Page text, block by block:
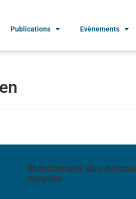
Publications Evènements
Bicentenaire des
Ampère